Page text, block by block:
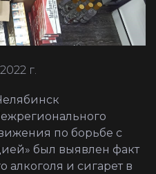
г.
по борьбе с
был выявлен факт
алкоголя и сигарет в